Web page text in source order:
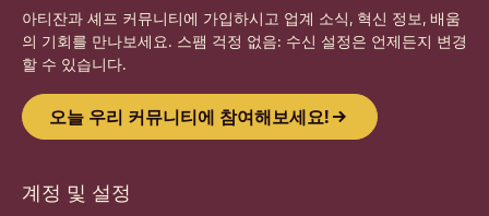
아티잔과 셰프 커뮤니티에 가입하시고 업계 소식, 혁신 정보, 배움
의 기회를 만나보세요. 스팸 걱정 없음: 수신 설정은 언제든지 변경
할 수 있습니다.
오늘 우리 커뮤니티에 참여해보세요!
계정 및 설정